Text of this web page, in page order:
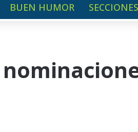
BUEN HUMOR SECCIONES